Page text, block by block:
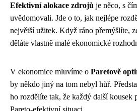
Efektivní alokace zdrojů je něco, s
uvědomovali. Jde o to, jak nejlépe
největší užitek. Když ráno přemýšlíte,
děláte vlastně malé ekonomické
V ekonomice mluvíme o Paretově
by někdo jiný na tom nebyl hůř.
ho rozdělíte tak, že každý další kousek
Pareto-efektivní situaci.